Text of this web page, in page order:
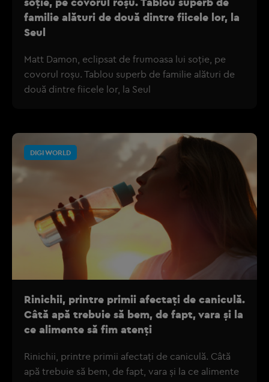
familie alături de două dintre fiicele lor, la
Seul
Matt Damon, eclipsat de frumoasa lui soție, pe
covorul roșu. Tablou superb de familie alături de
două dintre fiicele lor, la Seul
DIGI WORLD
Rinichii, printre primii afectați de caniculă.
Câtă apă trebuie să bem, de fapt, vara și la
ce alimente să fim atenți
Rinichii, printre primii afectați de caniculă. Câtă
apă trebuie să bem, de fapt, vara și la ce alimente